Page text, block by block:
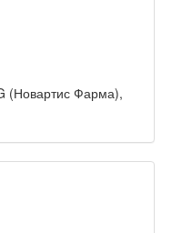
(Новартис Фарма),